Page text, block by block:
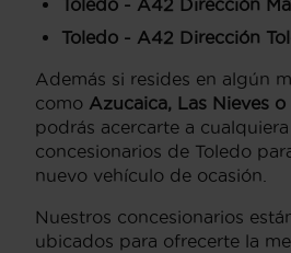
Toledo - A42 Dirección
Además si resides en algún
como Azucaica, Las Nieves o
podrás acercarte a
concesionarios de Toledo
nuevo vehículo de ocasión.
Nuestros concesionarios
ubicados para ofrecerte la